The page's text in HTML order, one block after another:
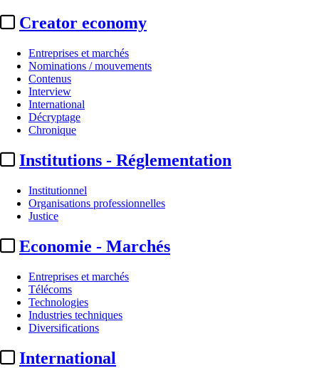
Creator economy
Entreprises et marchés
Nominations / mouvements
Contenus
Interview
International
Décryptage
Chronique
Institutions - Réglementation
Institutionnel
Organisations professionnelles
Justice
Economie - Marchés
Entreprises et marchés
Télécoms
Technologies
Industries techniques
Diversifications
International